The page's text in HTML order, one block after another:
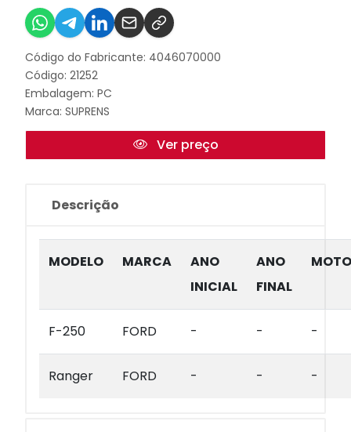
Código do Fabricante: 4046070000
Código: 21252
Embalagem: PC
Marca: SUPRENS
Ver preço
Descrição
MODELO MARCA
ANO
INICIAL
ANO
FINAL
F-250 FORD - - -
Ranger FORD - - -